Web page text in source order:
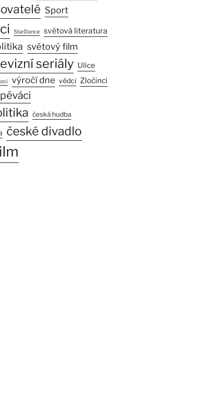
Sport
StarDance světová literatura
světový film
seriály Ulice
výročí dne vědci Zločinci
česká hudba
české divadlo